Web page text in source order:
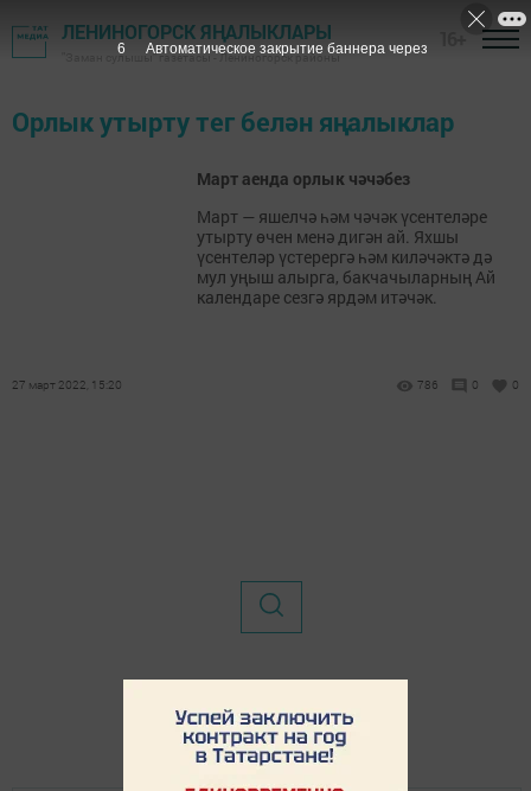
ЛЕНИНОГОРСК ЯҢАЛЫКЛАРЫ
"Заман сулышы" газетасы - Лениногорск районы
Орлык утырту тег белән яңалыклар
Март аенда орлык чәчәбез
Март — яшелчә һәм чәчәк үсентеләре
утырту өчен менә дигән ай. Яхшы
үсентеләр үстерергә һәм киләчәктә дә
мул уңыш алырга, бакчачыларның Ай
календаре сезгә ярдәм итәчәк.
27 март 2022, 15:20 786 0 0
6 Автоматическое закрытие баннера через